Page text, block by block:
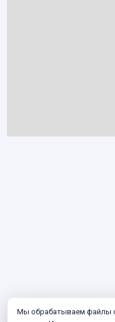
Мы обрабатываем файлы